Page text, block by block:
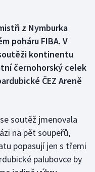
z Nymburka
poháru FIBA. V
kontinentu
černohorský celek
ČEZ Areně
soutěž jmenovala
na pět soupeřů,
popasují jen s třemi
palubovce by